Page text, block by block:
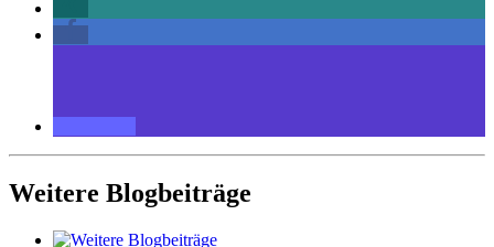
Weitere Blogbeiträge